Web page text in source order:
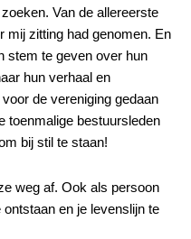
Van de allereerste
mij zitting had genomen. En
stem te geven over hun
hun verhaal en
de vereniging gedaan
toenmalige bestuursleden
bij stil te staan!
weg af. Ook als persoon
en je levenslijn te